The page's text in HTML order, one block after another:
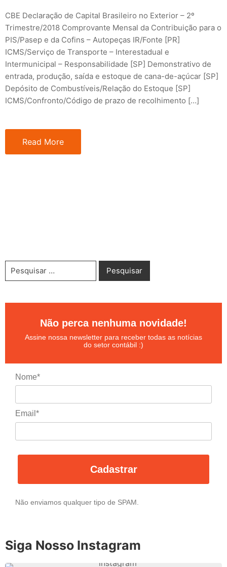
CBE Declaração de Capital Brasileiro no Exterior – 2º
Trimestre/2018 Comprovante Mensal da Contribuição para o
PIS/Pasep e da Cofins – Autopeças IR/Fonte [PR]
ICMS/Serviço de Transporte – Interestadual e
Intermunicipal – Responsabilidade [SP] Demonstrativo de
entrada, produção, saída e estoque de cana-de-açúcar [SP]
Depósito de Combustíveis/Relação do Estoque [SP]
ICMS/Confronto/Código de prazo de recolhimento […]
Read More
Não perca nenhuma novidade!
Assine nossa newsletter para receber todas as notícias
do setor contábil :)
Nome*
Email*
Cadastrar
Não enviamos qualquer tipo de SPAM.
Siga Nosso Instagram